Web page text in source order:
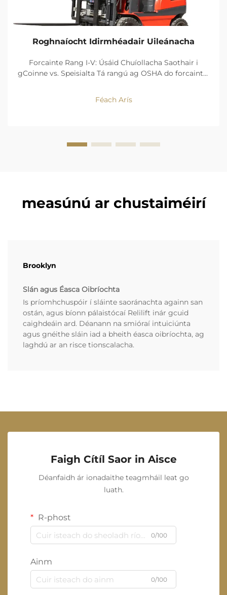
Roghnaíocht Idirmhéadair Uileánacha
Forcainte Rang I-V: Úsáid Chuíollacha Saothair i
gCoinne vs. Speisialta Tá rangú ag OSHA do forcaintí i
Coinneann na sochair a bhaineann le neodracht
ascaill, agus cruinneas bogadh Rang I (forcan
Féach Arís
measúnú ar chustaiméirí
Brooklyn
Slán agus Éasca Oibríochta
Is príomhchuspóir í sláinte saoránachta againn san
ostán, agus bíonn pálaistócaí Relilift inár gcuid
caighdeáin ard. Déanann na smióraí intuiciúnta
agus gnéithe sláin iad a bheith éasca oibríochta, ag
laghdú ar an risce tionscalacha.
Faigh Cítíl Saor in Aisce
Déanfaidh ár ionadaithe teagmháil leat go
luath.
R-phost
0/100
Ainm
0/100